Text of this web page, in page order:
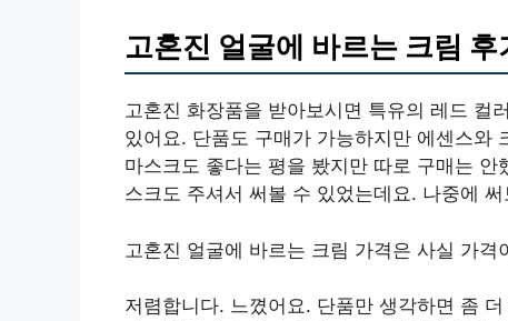
고혼진 얼굴에 바르는 크림 후
고혼진 화장품을 받아보시면 특유의 레드 컬
있어요. 단품도 구매가 가능하지만 에센스와
마스크도 좋다는 평을 봤지만 따로 구매는
스크도 주셔서 써볼 수 있었는데요. 나중에
고혼진 얼굴에 바르는 크림 가격은 사실 가
저렴합니다. 느꼈어요. 단품만 생각하면 좀